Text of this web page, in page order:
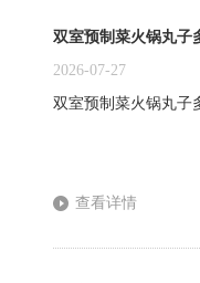
双室预制菜火锅丸子
2026-07-27
双室预制菜火锅丸子
查看详情